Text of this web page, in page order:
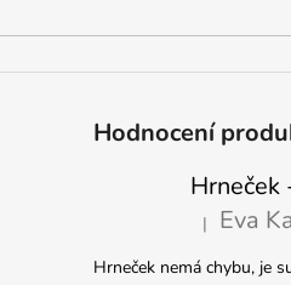
Hodnocení
Hodnocení
| Eva
Hrneček nemá chybu, je